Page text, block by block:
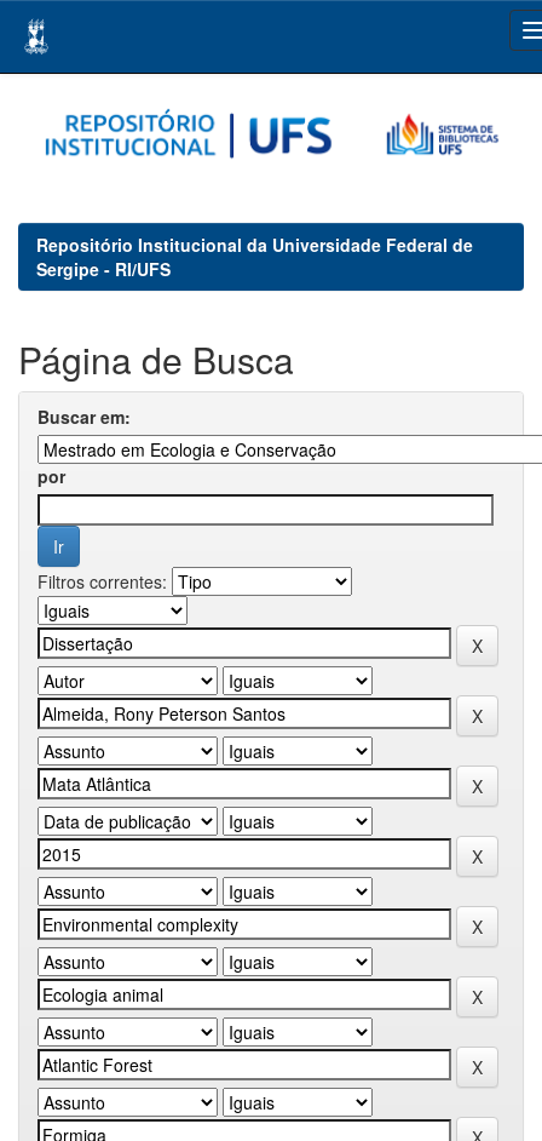
navigation
Repositório Institucional da Universidade Federal de
Sergipe - RI/UFS
Página de Busca
Buscar em:
por
Filtros correntes: